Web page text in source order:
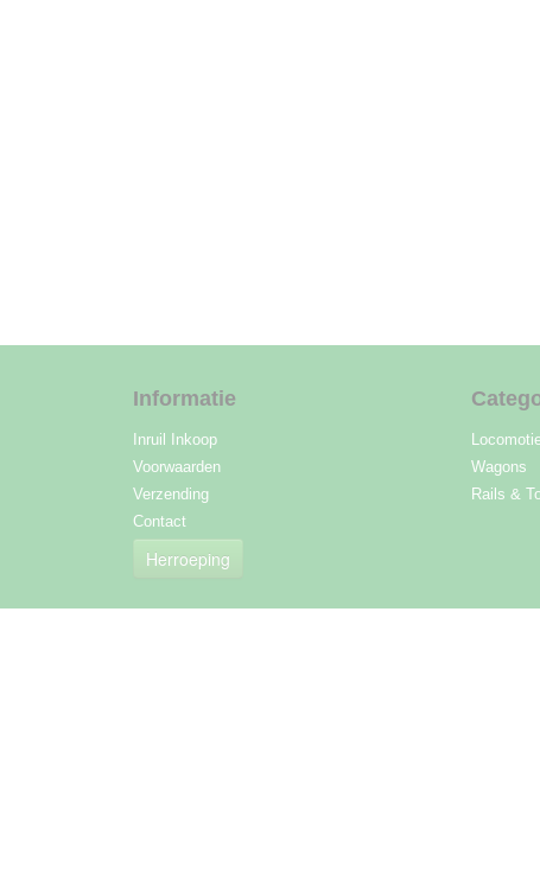
Informatie
Inruil Inkoop
Voorwaarden
Verzending
Contact
Herroeping
Wagons
Rails &